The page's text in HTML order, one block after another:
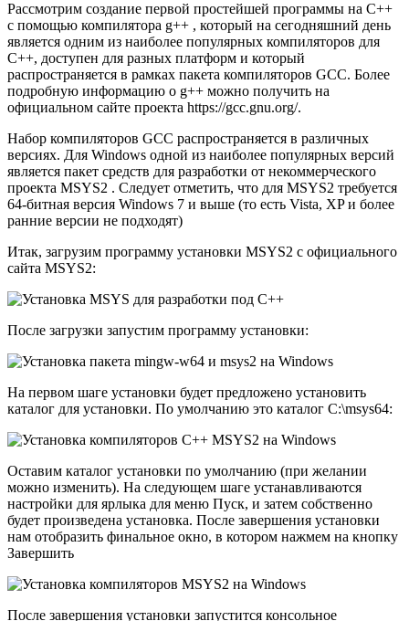
Рассмотрим создание первой простейшей программы на C++
с помощью компилятора g++ , который на сегодняшний день
является одним из наиболее популярных компиляторов для
C++, доступен для разных платформ и который
распространяется в рамках пакета компиляторов GCC. Более
подробную информацию о g++ можно получить на
официальном сайте проекта https://gcc.gnu.org/.
Набор компиляторов GCC распространяется в различных
версиях. Для Windows одной из наиболее популярных версий
является пакет средств для разработки от некоммерческого
проекта MSYS2 . Следует отметить, что для MSYS2 требуется
64-битная версия Windows 7 и выше (то есть Vista, XP и более
ранние версии не подходят)
Итак, загрузим программу установки MSYS2 с официального
сайта MSYS2:
После загрузки запустим программу установки:
На первом шаге установки будет предложено установить
каталог для установки. По умолчанию это каталог C:\msys64:
Оставим каталог установки по умолчанию (при желании
можно изменить). На следующем шаге устанавливаются
настройки для ярлыка для меню Пуск, и затем собственно
будет произведена установка. После завершения установки
нам отобразить финальное окно, в котором нажмем на кнопку
Завершить
После завершения установки запустится консольное